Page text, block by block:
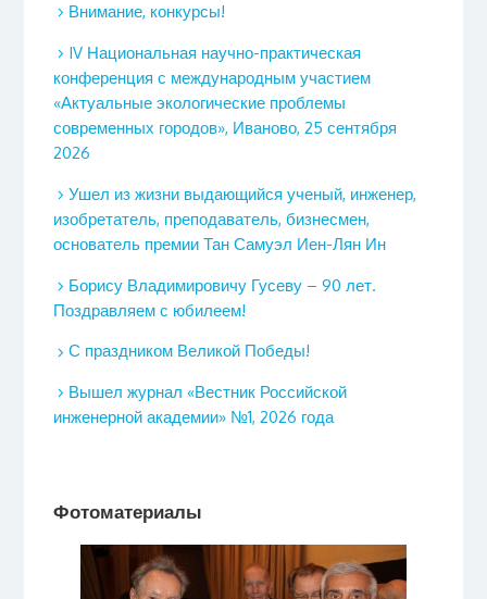
Внимание, конкурсы!
IV Национальная научно-практическая
конференция с международным участием
«Актуальные экологические проблемы
современных городов», Иваново, 25 сентября
2026
Ушел из жизни выдающийся ученый, инженер,
изобретатель, преподаватель, бизнесмен,
основатель премии Тан Самуэл Иен-Лян Ин
Борису Владимировичу Гусеву – 90 лет.
Поздравляем с юбилеем!
С праздником Великой Победы!
Вышел журнал «Вестник Российской
инженерной академии» №1, 2026 года
Фотоматериалы